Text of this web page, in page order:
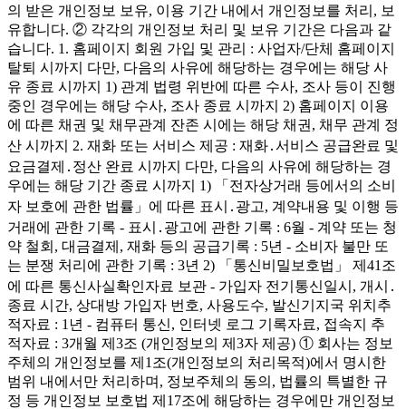
의 받은 개인정보 보유, 이용 기간 내에서 개인정보를 처리, 보
유합니다. ② 각각의 개인정보 처리 및 보유 기간은 다음과 같
습니다. 1. 홈페이지 회원 가입 및 관리 : 사업자/단체 홈페이지
탈퇴 시까지 다만, 다음의 사유에 해당하는 경우에는 해당 사
유 종료 시까지 1) 관계 법령 위반에 따른 수사, 조사 등이 진행
중인 경우에는 해당 수사, 조사 종료 시까지 2) 홈페이지 이용
에 따른 채권 및 채무관계 잔존 시에는 해당 채권, 채무 관계 정
산 시까지 2. 재화 또는 서비스 제공 : 재화․서비스 공급완료 및
요금결제․정산 완료 시까지 다만, 다음의 사유에 해당하는 경
우에는 해당 기간 종료 시까지 1) 「전자상거래 등에서의 소비
자 보호에 관한 법률」에 따른 표시․광고, 계약내용 및 이행 등
거래에 관한 기록 - 표시․광고에 관한 기록 : 6월 - 계약 또는 청
약 철회, 대금결제, 재화 등의 공급기록 : 5년 - 소비자 불만 또
는 분쟁 처리에 관한 기록 : 3년 2) 「통신비밀보호법」 제41조
에 따른 통신사실확인자료 보관 - 가입자 전기통신일시, 개시․
종료 시간, 상대방 가입자 번호, 사용도수, 발신기지국 위치추
적자료 : 1년 - 컴퓨터 통신, 인터넷 로그 기록자료, 접속지 추
적자료 : 3개월 제3조 (개인정보의 제3자 제공) ① 회사는 정보
주체의 개인정보를 제1조(개인정보의 처리목적)에서 명시한
범위 내에서만 처리하며, 정보주체의 동의, 법률의 특별한 규
정 등 개인정보 보호법 제17조에 해당하는 경우에만 개인정보